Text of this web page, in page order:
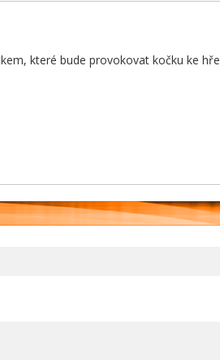
které bude provokovat kočku ke hře